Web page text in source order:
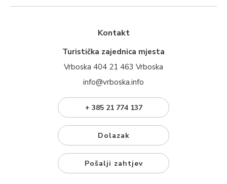
Kontakt
Turistička zajednica mjesta
Vrboska 404 21 463 Vrboska
info@vrboska.info
+ 385 21 774 137
Dolazak
Pošalji zahtjev